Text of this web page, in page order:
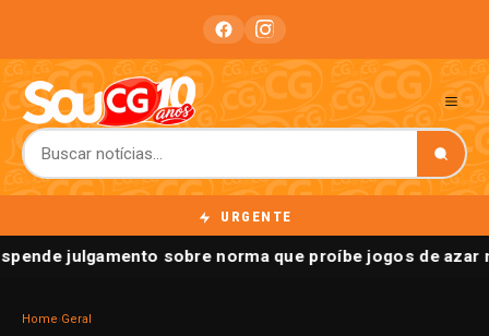
URGENTE
julgamento sobre norma que proíbe jogos de azar
Home Geral